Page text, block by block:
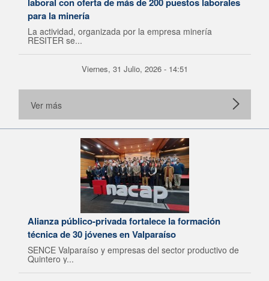
para la minería
La actividad, organizada por la empresa minería
RESITER se...
Viernes, 31 Julio, 2026 - 14:51
Ver más
Alianza público-privada fortalece la formación
técnica de 30 jóvenes en Valparaíso
SENCE Valparaíso y empresas del sector productivo de
Quintero y...